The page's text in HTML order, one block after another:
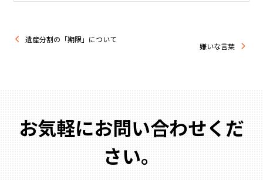
遺産分割の「期限」について
嫌いな言葉
お気軽にお問い合わせくだ
さい。